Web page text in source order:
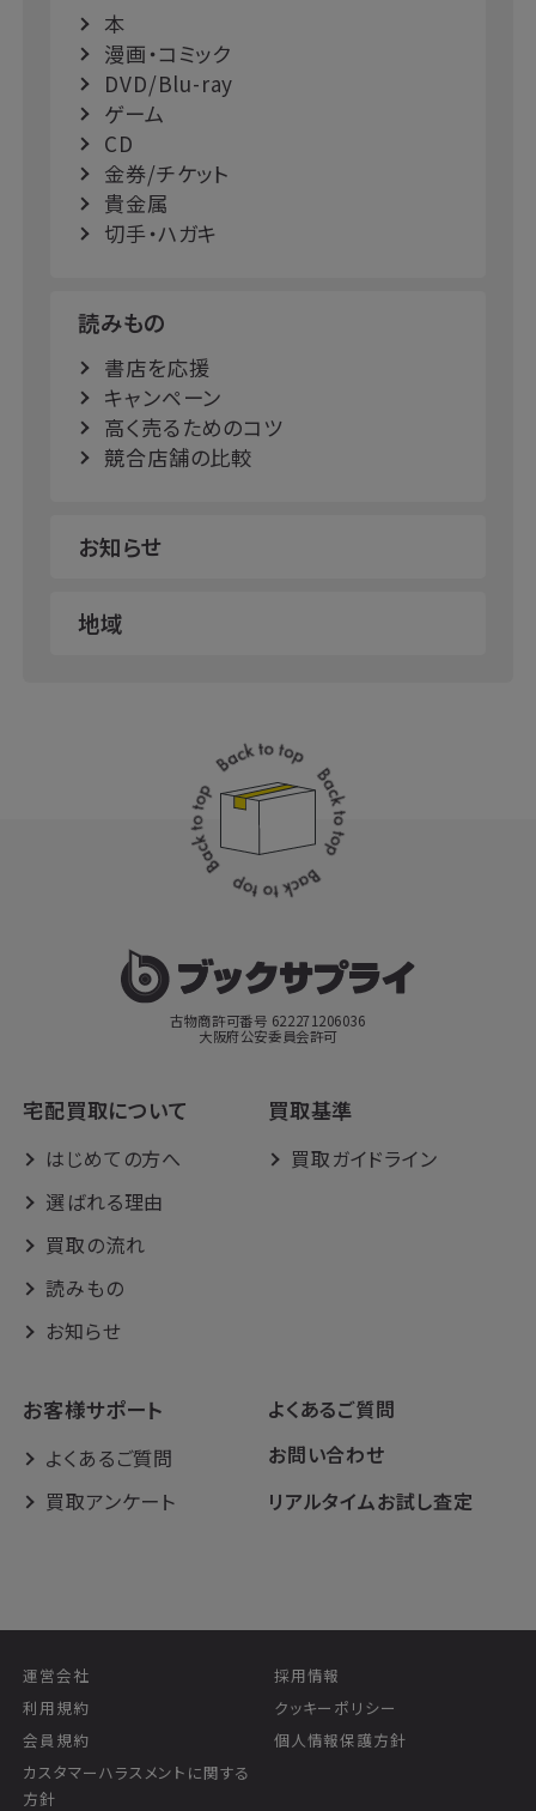
本
漫画・コミック
DVD/Blu-ray
ゲーム
CD
金券/チケット
貴金属
切手・ハガキ
読みもの
書店を応援
キャンペーン
高く売るためのコツ
競合店舗の比較
お知らせ
地域
古物商許可番号 622271206036
大阪府公安委員会許可
宅配買取について
はじめての方へ
選ばれる理由
買取の流れ
読みもの
お知らせ
買取基準
買取ガイドライン
お客様サポート
よくあるご質問
買取アンケート
よくあるご質問
お問い合わせ
リアルタイムお試し査定
運営会社
採用情報
利用規約
クッキーポリシー
会員規約
個人情報保護方針
カスタマーハラスメントに関する
方針